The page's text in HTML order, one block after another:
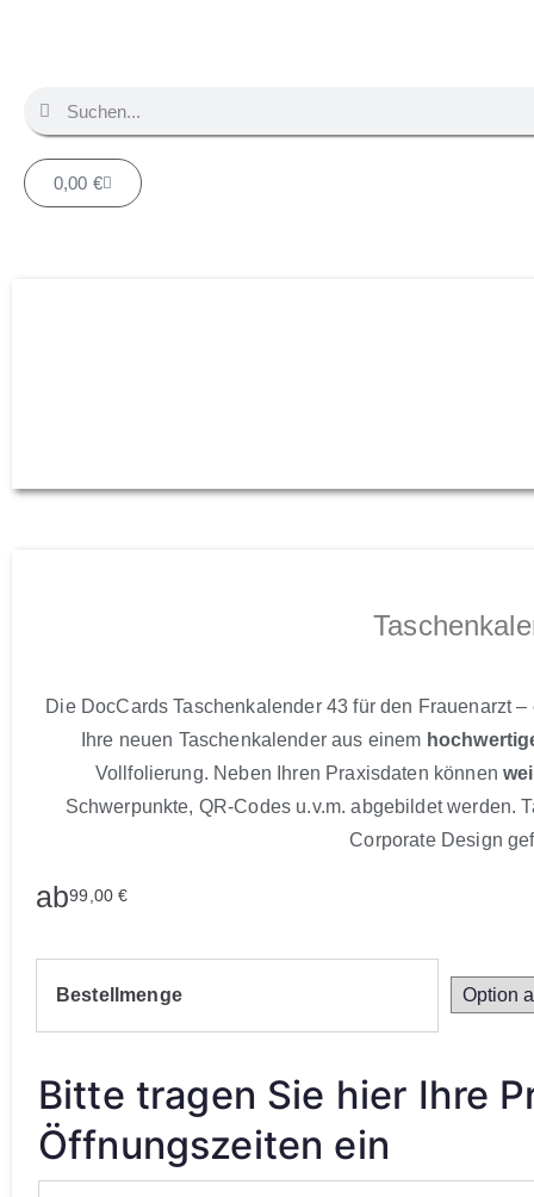
0,00 €
Die DocCards Taschenkalender 43 für den Frauenarzt
Ihre neuen Taschenkalender aus einem
Vollfolierung. Neben Ihren Praxisdaten können
Schwerpunkte, QR-Codes u.v.m. abgebildet werden.
Corporate Design
ab99,00€
Bestellmenge
Bitte tragen Sie hier Ihre
Öffnungszeiten ein